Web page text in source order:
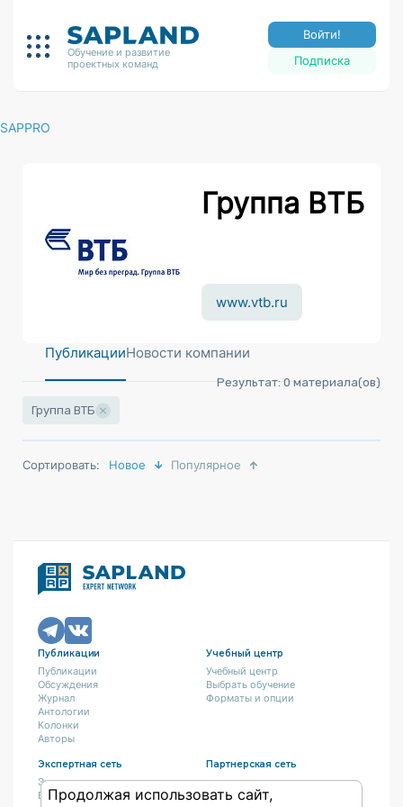
Обучение и развитие
проектных команд
Подписка
Войти!
SAPPRO
Группа ВТБ
www.vtb.ru
ПубликацииНовости компании
Результат:0материала(ов)
Группа ВТБ
Сортировать: Новое Популярное
Публикации
Публикации
Обсуждения
Журнал
Антологии
Колонки
Авторы
Учебный центр
Учебный центр
Выбрать обучение
Форматы и опции
Экспертная сеть
Экспертная сеть
Вакансии
Партнерская сеть
Продолжая использовать сайт,